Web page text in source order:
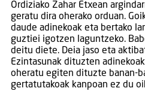
Ordiziako Zahar Etxean
geratu dira oherako orduan.
daude adinekoak eta bertako
guztiei igotzen laguntzeko.
deitu diete. Deia jaso eta
Ezintasunak dituzten
oheratu egiten dituzte banan-
gertatutakoak kanpoan ez du